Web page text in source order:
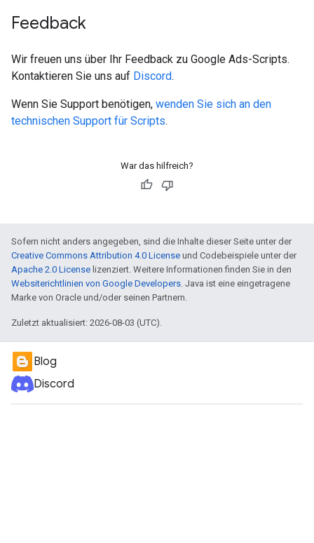
Feedback
Wir freuen uns über Ihr Feedback zu Google Ads-Scripts.
Kontaktieren Sie uns auf Discord.
Wenn Sie Support benötigen, wenden Sie sich an den
technischen Support für Scripts.
War das hilfreich?
Sofern nicht anders angegeben, sind die Inhalte dieser Seite unter der
Creative Commons Attribution 4.0 License und Codebeispiele unter der
Apache 2.0 License lizenziert. Weitere Informationen finden Sie in den
Websiterichtlinien von Google Developers. Java ist eine eingetragene
Marke von Oracle und/oder seinen Partnern.
Zuletzt aktualisiert: 2026-08-03 (UTC).
Blog
Discord